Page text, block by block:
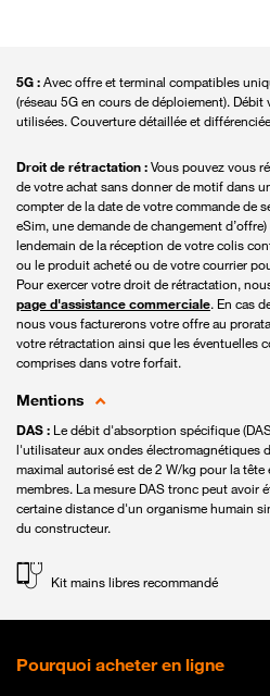
5G :Avec offre et terminal compatibles
(réseau 5G en cours de déploiement).
utilisées. Couverture détaillée et
Droit de rétractation :Vous pouvez vous
de votre achat sans donner de motif dans
compter de la date de votre commande de
eSim, une demande de changement
lendemain de la réception de votre colis
ou le produit acheté ou de votre courrier
Pour exercer votre droit de rétractation,
page d'assistance commerciale. En cas
nous vous facturerons votre offre au
votre rétractation ainsi que les éventuelles
comprises dans votre forfait.
Mentions
DAS : Le débit d'absorption spécifique
l'utilisateur aux ondes électromagnétiques
maximal autorisé est de 2 W/kg pour la
membres. La mesure DAS tronc peut avoir
certaine distance d'un organisme humain
du constructeur.
Kit mains libres recommandé
Pourquoi acheter en ligne